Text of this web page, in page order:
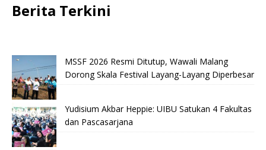
Berita Terkini
MSSF 2026 Resmi Ditutup, Wawali Malang
Dorong Skala Festival Layang-Layang Diperbesar
Yudisium Akbar Heppie: UIBU Satukan 4 Fakultas
dan Pascasarjana